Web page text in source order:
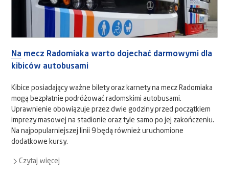
Na mecz Radomiaka warto dojechać darmowymi dla
kibiców autobusami
Kibice posiadający ważne bilety oraz karnety na mecz Radomiaka
mogą bezpłatnie podróżować radomskimi autobusami.
Uprawnienie obowiązuje przez dwie godziny przed początkiem
imprezy masowej na stadionie oraz tyle samo po jej zakończeniu.
Na najpopularniejszej linii 9 będą również uruchomione
dodatkowe kursy.
Czytaj więcej